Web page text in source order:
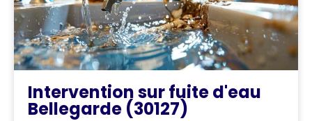
Intervention sur fuite d'eau
Bellegarde (30127)